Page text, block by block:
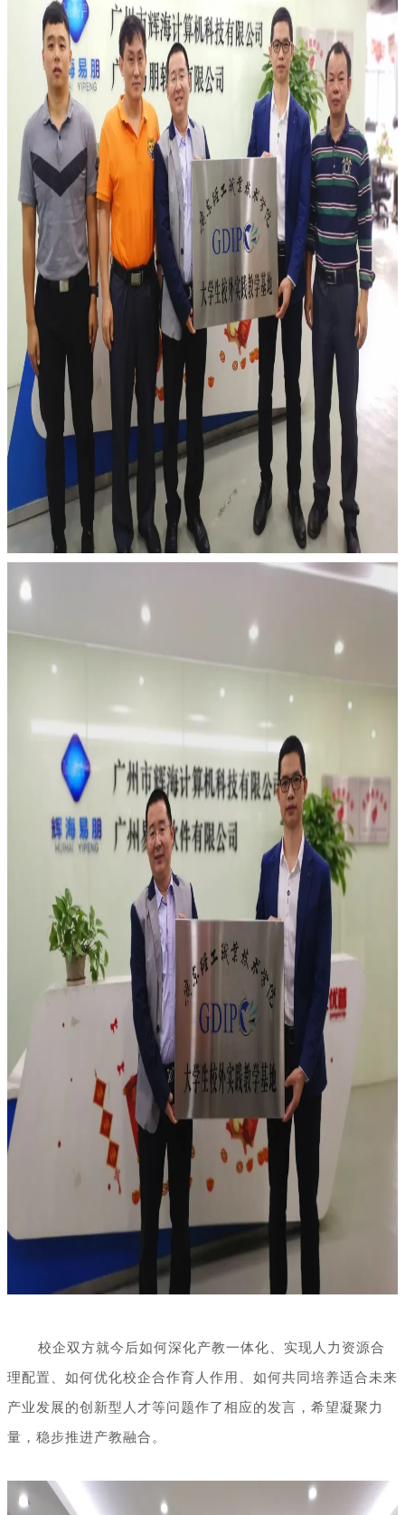
校企双方就今后如何深化产教一体化、实现人力资源合
理配置、如何优化校企合作育人作用、如何共同培养适合未来
产业发展的创新型人才等问题作了相应的发言，希望凝聚力
量，稳步推进产教融合。